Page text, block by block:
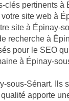
clés pertinents à
site web à
site à Épinay-
recherche à
pour le SEO
à Épinay-
sous-Sénart. Ils
apporte